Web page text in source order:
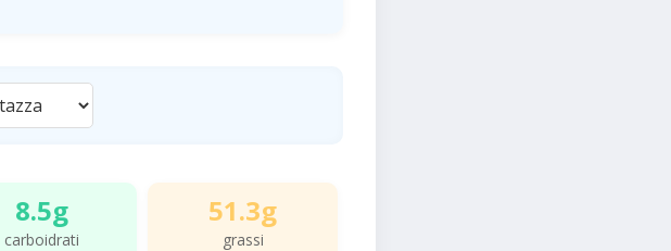
8.5g
carboidrati
51.3g
grassi